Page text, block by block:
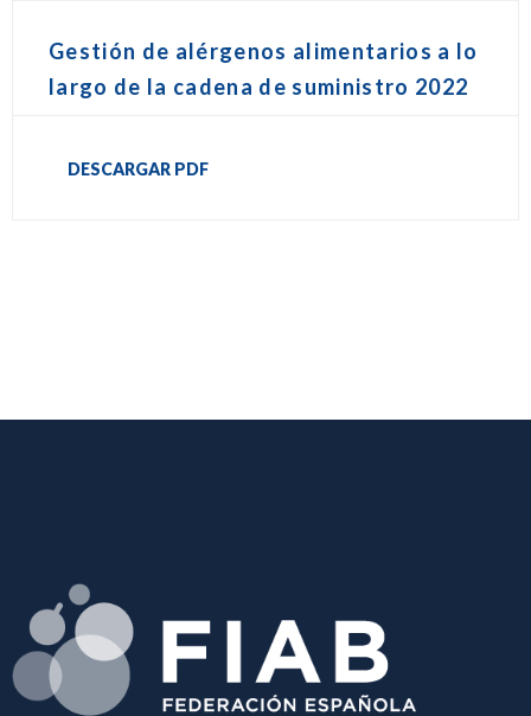
Gestión de alérgenos alimentarios a lo
largo de la cadena de suministro 2022
DESCARGAR PDF